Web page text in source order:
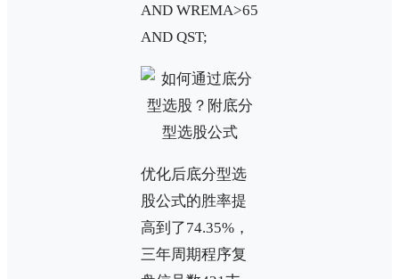
AND WREMA>65
AND QST;
优化后底分型选
股公式的胜率提
高到了74.35%，
三年周期程序复